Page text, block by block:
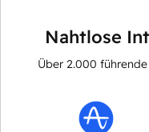
Nahtlose
Über 2.000